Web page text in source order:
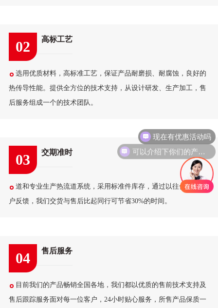
02 高标工艺
选用优质材料，高标准工艺，保证产品耐磨损、耐腐蚀，良好的
热传导性能。提供全方位的技术支持，从设计研发、生产加工，售
后服务组成一个的技术团队。
03 交期准时
道和专业生产热流道系统，采用标准件库存，通过以往合作的客
户反馈，我们交货与售后比起同行可节省30%的时间。
04 售后服务
目前我们的产品畅销全国各地，我们都以优质的售前技术支持及
售后跟踪服务面对每一位客户，24小时贴心服务，所售产品保质一
可以介绍下你们的产品么